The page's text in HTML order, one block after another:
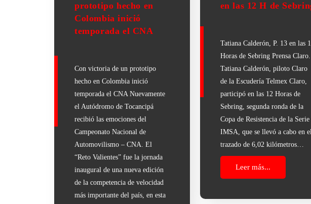
prototipo hecho en
Colombia inició
temporada el CNA
Con victoria de un prototipo
hecho en Colombia inició
temporada el CNA Nuevamente
el Autódromo de Tocancipá
recibió las emociones del
Campeonato Nacional de
Automovilismo – CNA. El
“Reto Valientes” fue la jornada
inaugural de una nueva edición
de la competencia de velocidad
más importante del país, en esta
en las 12 H de
Tatiana Calderón, P. 13 en las
Horas de Sebring Prensa Claro.
Tatiana Calderón, piloto Claro
de la Escudería Telmex Claro,
participó en las 12 Horas de
Sebring, segunda ronda de la
Copa de Resistencia de la Serie
IMSA, que se llevó a cabo en
trazado de 6,02 kilómetros…
Leer más...